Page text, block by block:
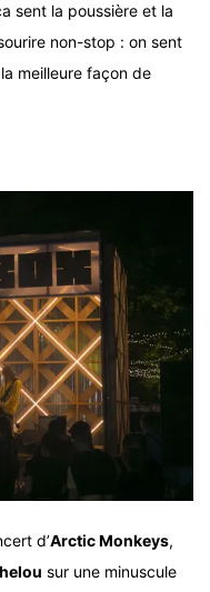
sent la poussière et la
non-stop : on sent
meilleure façon de
d’Arctic Monkeys,
sur une minuscule